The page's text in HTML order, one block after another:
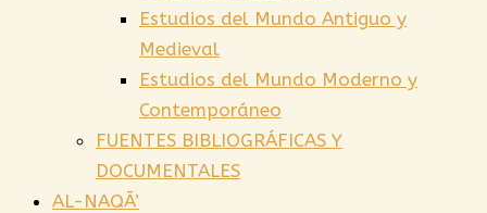
Estudios del Mundo Antiguo y
Medieval
Estudios del Mundo Moderno y
Contemporáneo
FUENTES BIBLIOGRÁFICAS Y
DOCUMENTALES
AL-NAQĀ’